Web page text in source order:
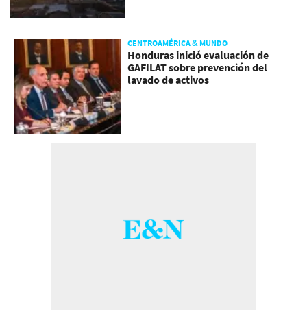
CENTROAMÉRICA & MUNDO
Honduras inició evaluación de
GAFILAT sobre prevención del
lavado de activos